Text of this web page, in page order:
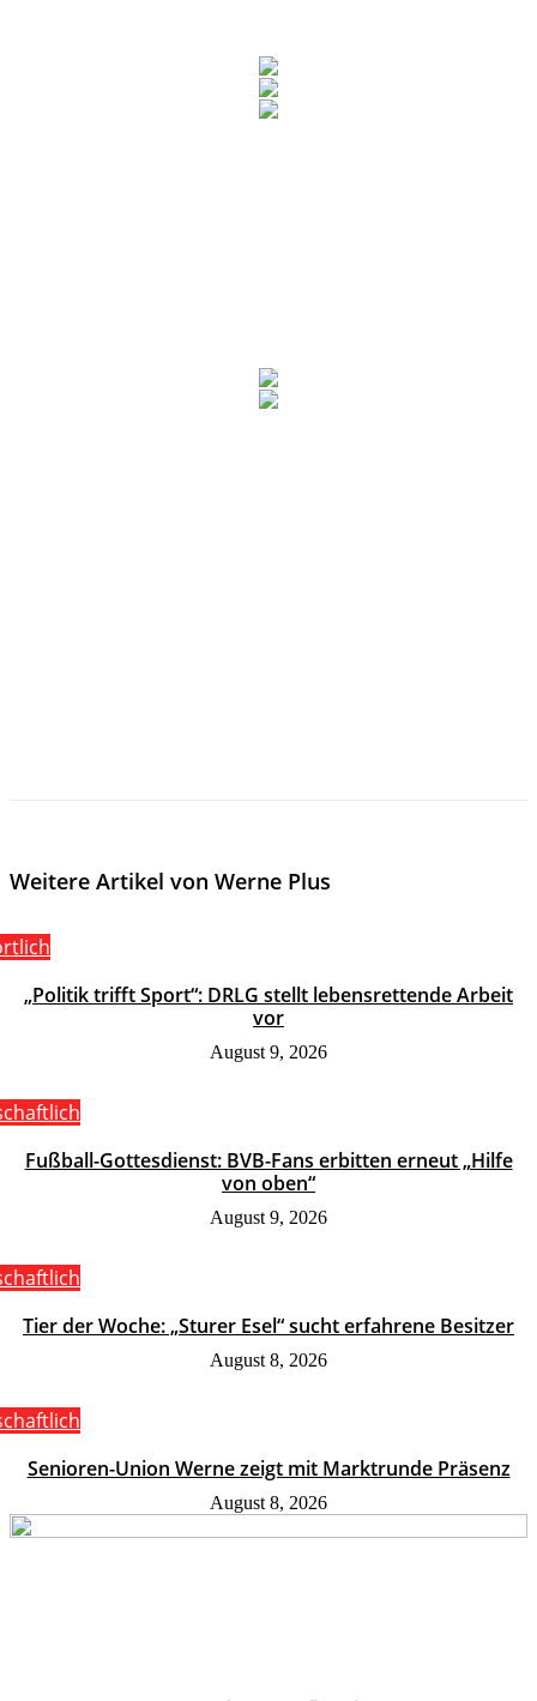
Weitere Artikel von Werne Plus
„Politik trifft Sport“: DRLG stellt lebensrettende Arbeit
vor
August 9, 2026
Fußball-Gottesdienst: BVB-Fans erbitten erneut „Hilfe
von oben“
August 9, 2026
Tier der Woche: „Sturer Esel“ sucht erfahrene Besitzer
August 8, 2026
Senioren-Union Werne zeigt mit Marktrunde Präsenz
August 8, 2026